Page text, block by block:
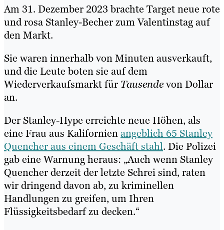
Am 31. Dezember 2023 brachte Target neue rote
und rosa Stanley-Becher zum Valentinstag auf
den Markt.
Sie waren innerhalb von Minuten ausverkauft,
und die Leute boten sie auf dem
Wiederverkaufsmarkt für Tausendevon Dollar
an.
Der Stanley-Hype erreichte neue Höhen, als
eine Frau aus Kalifornienangeblich 65 Stanley
Quencher aus einem Geschäft stahl. Die Polizei
gab eine Warnung heraus: „Auch wenn Stanley
Quencher derzeit der letzte Schrei sind, raten
wir dringend davon ab, zu kriminellen
Handlungen zu greifen, um Ihren
Flüssigkeitsbedarf zu decken.“